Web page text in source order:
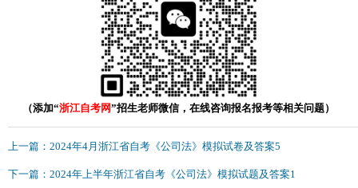
（添加“浙江自考网”招生老师微信，在线咨询报名报考等相关问题）
上一篇：2024年4月浙江省自考《公司法》模拟试卷及答案5
下一篇：2024年上半年浙江省自考《公司法》模拟试题及答案1